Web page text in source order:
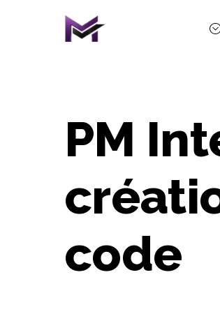
PM
code